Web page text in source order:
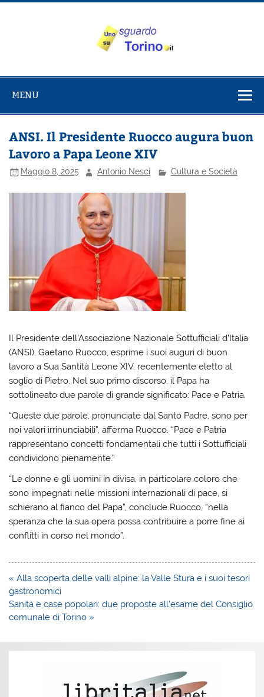
Salta
su Torino
MENU
ANSI. Il Presidente Ruocco augura buon
Lavoro a Papa Leone XIV
Maggio 8, 2025 Antonio Nesci Cultura e Società
Il Presidente dell’Associazione Nazionale Sottufficiali d’Italia
(ANSI), Gaetano Ruocco, esprime i suoi auguri di buon
lavoro a Sua Santità Leone XIV, recentemente eletto al
soglio di Pietro. Nel suo primo discorso, il Papa ha
sottolineato due parole di grande significato: Pace e Patria.
“Queste due parole, pronunciate dal Santo Padre, sono per
noi valori irrinunciabili”, afferma Ruocco. “Pace e Patria
rappresentano concetti fondamentali che tutti i Sottufficiali
condividono pienamente.”
“Le donne e gli uomini in divisa, in particolare coloro che
sono impegnati nelle missioni internazionali di pace, si
schierano al fianco del Papa”, conclude Ruocco, “nella
speranza che la sua opera possa contribuire a porre fine ai
conflitti in corso nel mondo”.
Navigazione
articoli
« Alla scoperta delle valli alpine: la Valle Stura e i suoi tesori
gastronomici
Sanità e case popolari: due proposte all’esame del Consiglio
comunale di Torino »